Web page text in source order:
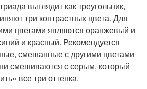
выглядит как треугольник,
три контрастных цвета. Для
цветами являются оранжевый и
и красный. Рекомендуется
смешанные с другими цветами
смешиваются с серым, который
все три оттенка.